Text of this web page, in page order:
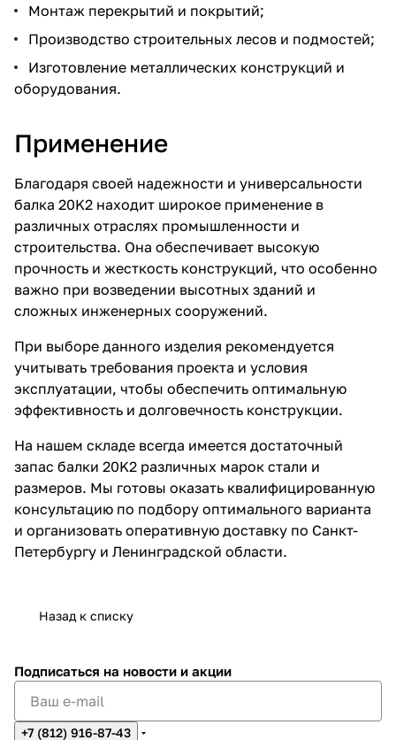
Монтаж перекрытий и покрытий;
Производство строительных лесов и подмостей;
Изготовление металлических конструкций и
оборудования.
Применение
Благодаря своей надежности и универсальности
балка 20K2 находит широкое применение в
различных отраслях промышленности и
строительства. Она обеспечивает высокую
прочность и жесткость конструкций, что особенно
важно при возведении высотных зданий и
сложных инженерных сооружений.
При выборе данного изделия рекомендуется
учитывать требования проекта и условия
эксплуатации, чтобы обеспечить оптимальную
эффективность и долговечность конструкции.
На нашем складе всегда имеется достаточный
запас балки 20K2 различных марок стали и
размеров. Мы готовы оказать квалифицированную
консультацию по подбору оптимального варианта
и организовать оперативную доставку по Санкт-
Петербургу и Ленинградской области.
Назад к списку
Подписаться на новости и акции
+7 (812) 916-87-43